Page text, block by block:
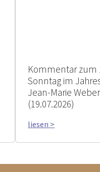
Kommentar zum
Sonntag im
Jean-Marie Weber
(19.07.2026)
liesen >